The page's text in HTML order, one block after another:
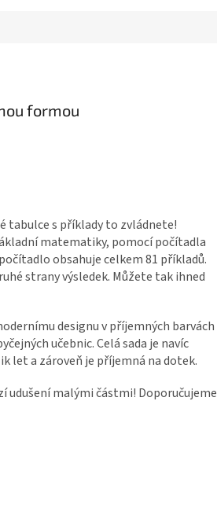
formou
tabulce s příklady to zvládnete!
matematiky, pomocí počítadla
obsahuje celkem 81 příkladů.
strany výsledek. Můžete tak ihned
designu v příjemných barvách
učebnic. Celá sada je navíc
let a zároveň je příjemná na dotek.
udušení malými částmi! Doporučujeme